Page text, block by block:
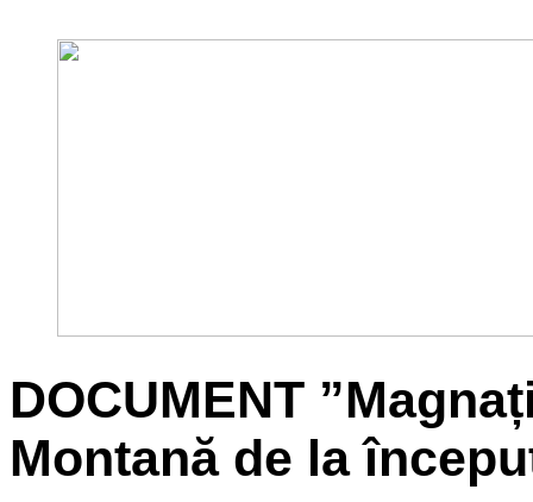
DOCUMENT
Montană de la